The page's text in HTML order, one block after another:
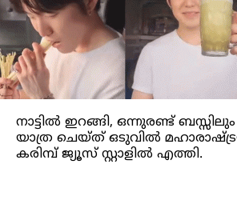
നാട്ടിൽ ഇറങ്ങി, ഒന്നുരണ്ട്
യാത്ര ചെയ്ത് ഒടുവിൽ
കരിമ്പ് ജ്യൂസ് സ്റ്റാളിൽ എത്തി.